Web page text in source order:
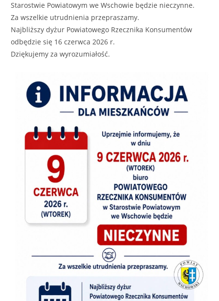
Starostwie Powiatowym we Wschowie będzie nieczynne.
Za wszelkie utrudnienia przepraszamy.
Najbliższy dyżur Powiatowego Rzecznika Konsumentów
odbędzie się 16 czerwca 2026 r.
Dziękujemy za wyrozumiałość.